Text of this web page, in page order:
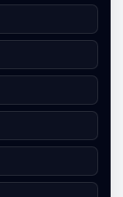
已结束
流浪者青年队
6